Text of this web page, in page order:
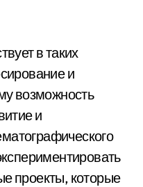
в таких
и
возможность
и
проекты, которые